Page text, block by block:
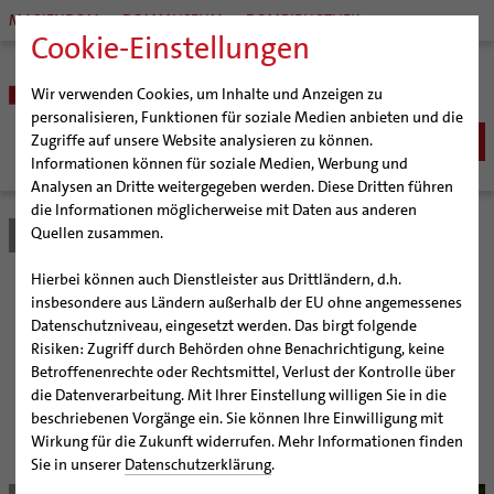
Cookie-Einstellungen
Wir verwenden Cookies, um Inhalte und Anzeigen zu
personalisieren, Funktionen für soziale Medien anbieten und die
Zugriffe auf unsere Website analysieren zu können.
Informationen können für soziale Medien, Werbung und
Analysen an Dritte weitergegeben werden. Diese Dritten führen
die Informationen möglicherweise mit Daten aus anderen
Quellen zusammen.
Hierbei können auch Dienstleister aus Drittländern, d.h.
insbesondere aus Ländern außerhalb der EU ohne angemessenes
Datenschutzniveau, eingesetzt werden. Das birgt folgende
Risiken: Zugriff durch Behörden ohne Benachrichtigung, keine
Betroffenenrechte oder Rechtsmittel, Verlust der Kontrolle über
die Datenverarbeitung. Mit Ihrer Einstellung willigen Sie in die
beschriebenen Vorgänge ein. Sie können Ihre Einwilligung mit
Wirkung für die Zukunft widerrufen. Mehr Informationen finden
Sie in unserer Datenschutzerklärung.
MARIENDOM DOMMUSEUM DOMBIBLIOTHEK
BISTUM
Bischöfe
Weihbischof Dr. Martin Marahrens
Bischof em. Norbert Trelle
Weihbischof em. Bongartz
Weihbischof em. Schwerdtfeger
Weihbischof em. Koitz
Bischof em. Dr. Wüstenberg
Generalvikariat
Gremien
Diözesangericht
Gemeindegremien
Pfarrgemeinden
Hildesheimer Dom
Virtueller Rundgang durch den Dom
Tausendjähriger Rosenstock
Die Hildesheimer Dommusik
Wallfahrten | Pilgern
Termine Wallfahrten und Pilgern
Jakobswege im Bistum Hildesheim
Veranstaltungen
Strategieprozess
Jugend
Bistum Hildesheim
Der 1000-jährige
Rosenstock blüht
Wahrzeichen von Bistum und Stadt ziert die Apsis des
Hildesheimer Doms